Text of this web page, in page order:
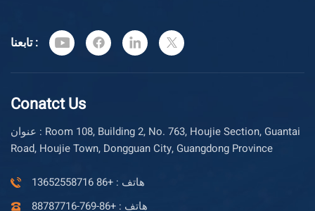
تابعنا :
Conatct Us
عنوان : Room 108, Building 2, No. 763, Houjie Section, Guantai
Road, Houjie Town, Dongguan City, Guangdong Province
هاتف : +86 13652558716
هاتف : +86-769-88787716